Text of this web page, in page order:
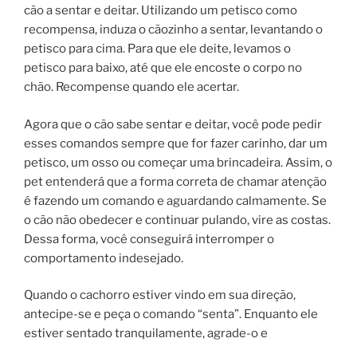
cão a sentar e deitar. Utilizando um petisco como
recompensa, induza o cãozinho a sentar, levantando o
petisco para cima. Para que ele deite, levamos o
petisco para baixo, até que ele encoste o corpo no
chão. Recompense quando ele acertar.
Agora que o cão sabe sentar e deitar, você pode pedir
esses comandos sempre que for fazer carinho, dar um
petisco, um osso ou começar uma brincadeira. Assim, o
pet entenderá que a forma correta de chamar atenção
é fazendo um comando e aguardando calmamente. Se
o cão não obedecer e continuar pulando, vire as costas.
Dessa forma, você conseguirá interromper o
comportamento indesejado.
Quando o cachorro estiver vindo em sua direção,
antecipe-se e peça o comando “senta”. Enquanto ele
estiver sentado tranquilamente, agrade-o e